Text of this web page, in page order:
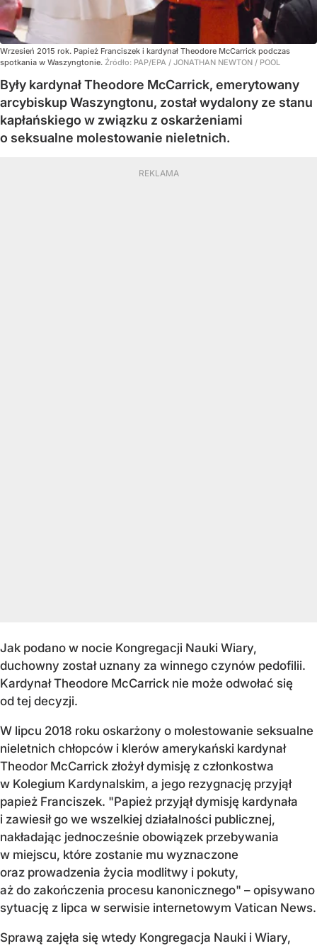
Wrzesień 2015 rok. Papież Franciszek i kardynał Theodore McCarrick podczas
spotkania w Waszyngtonie. Źródło: PAP/EPA / JONATHAN NEWTON / POOL
Były kardynał Theodore McCarrick, emerytowany
arcybiskup Waszyngtonu, został wydalony ze stanu
kapłańskiego w związku z oskarżeniami
o seksualne molestowanie nieletnich.
Jak podano w nocie Kongregacji Nauki Wiary,
duchowny został uznany za winnego czynów pedofilii.
Kardynał Theodore McCarrick nie może odwołać się
od tej decyzji.
W lipcu 2018 roku oskarżony o molestowanie seksualne
nieletnich chłopców i klerów amerykański kardynał
Theodor McCarrick złożył dymisję z członkostwa
w Kolegium Kardynalskim, a jego rezygnację przyjął
papież Franciszek. "Papież przyjął dymisję kardynała
i zawiesił go we wszelkiej działalności publicznej,
nakładając jednocześnie obowiązek przebywania
w miejscu, które zostanie mu wyznaczone
oraz prowadzenia życia modlitwy i pokuty,
aż do zakończenia procesu kanonicznego" – opisywano
sytuację z lipca w serwisie internetowym Vatican News.
Sprawą zajęła się wtedy Kongregacja Nauki i Wiary,